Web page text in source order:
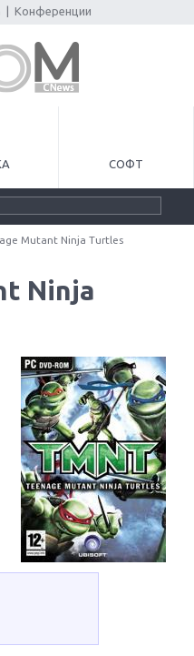
Конференции
СОФТ
Mutant Ninja Turtles
Ninja